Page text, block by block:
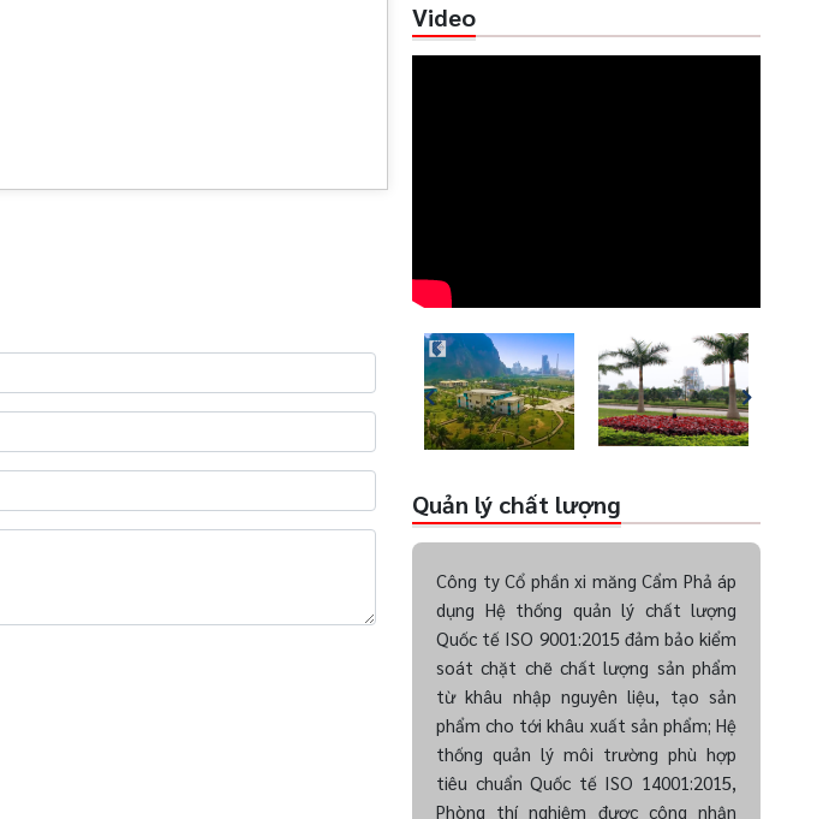
Video
Quản lý chất lượng
Công ty Cổ phần xi măng Cẩm Phả áp
dụng Hệ thống quản lý chất lượng
Quốc tế ISO 9001:2015 đảm bảo kiểm
soát chặt chẽ chất lượng sản phẩm
từ khâu nhập nguyên liệu, tạo sản
phẩm cho tới khâu xuất sản phẩm; Hệ
thống quản lý môi trường phù hợp
tiêu chuẩn Quốc tế ISO 14001:2015,
Phòng thí nghiệm được công nhận